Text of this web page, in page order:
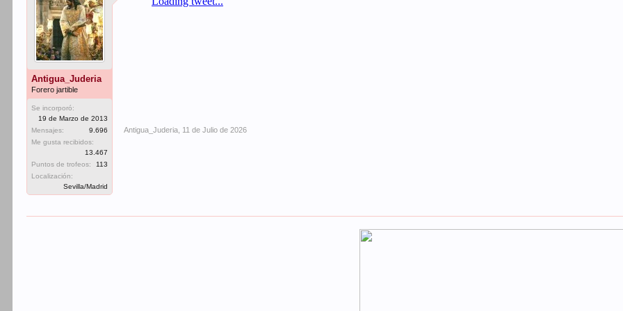
Antigua_Juderia
Forero jartible
Se incorporó:
19 de Marzo de 2013
Mensajes:
9.696
Me gusta recibidos:
13.467
Puntos de trofeos:
113
Localización:
Sevilla/Madrid
Antigua_Juderia 11 de Julio de 2026